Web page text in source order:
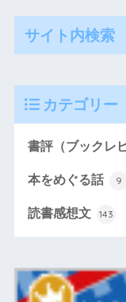
サイト内検索
カテゴリー
書評（ブックレ
本をめぐる話 9
読書感想文 143